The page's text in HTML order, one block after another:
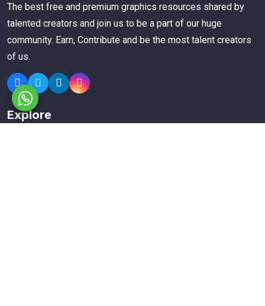
The best free and premium graphics resources shared by
talented creators and join us to be a part of our huge
community. Earn, Contribute and be the most talent creators
of us.
Explore